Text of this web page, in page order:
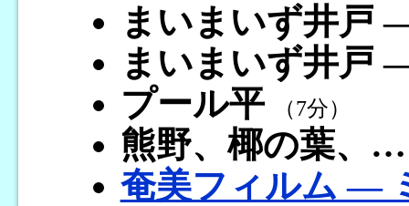
まいまいず井戸
まいまいず井戸
プール平
（7分）
熊野、椰の葉、
奄美フィルム ―